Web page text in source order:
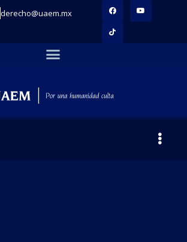
derecho@uaem.mx